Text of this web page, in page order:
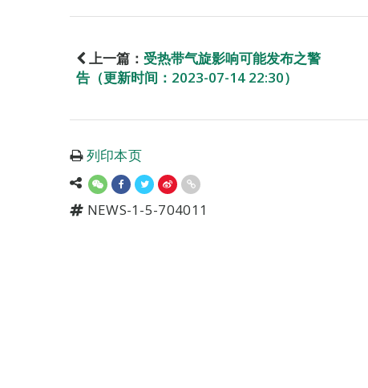
上一篇： 受热带气旋影响可能发布之警
告（更新时间：2023-07-14 22:30）
列印本页
NEWS-1-5-704011